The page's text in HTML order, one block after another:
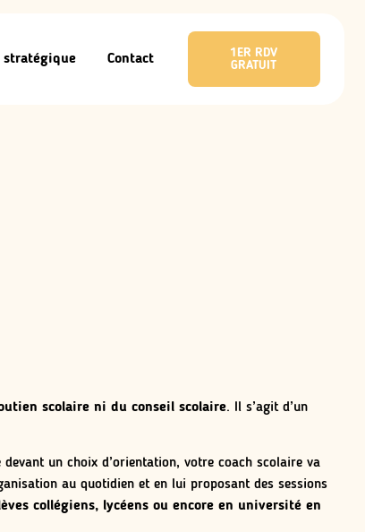
stratégique Contact
1ER RDV
GRATUIT
scolaire ni du conseil scolaire. Il s’agit d’un
un choix d’orientation, votre coach scolaire va
au quotidien et en lui proposant des sessions
collégiens, lycéens ou encore en université en